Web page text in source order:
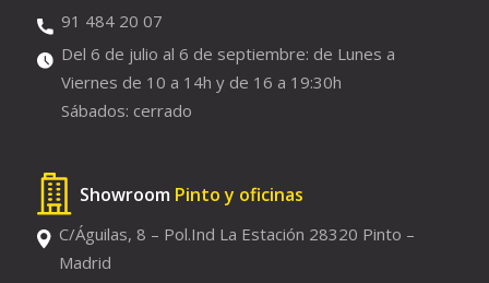
91 484 20 07
Del 6 de julio al 6 de septiembre: de Lunes a
Viernes de 10 a 14h y de 16 a 19:30h
Sábados: cerrado
Showroom Pinto y oficinas
C/Águilas, 8 – Pol.Ind La Estación 28320 Pinto –
Madrid